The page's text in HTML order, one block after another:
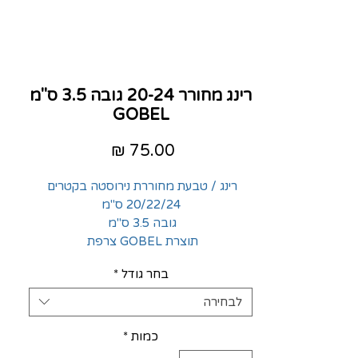
רינג מחורר 20-24 גובה 3.5 ס"מ
GOBEL
רינג / טבעת מחוררת נירוסטה בקטרים
20/22/24 ס"מ
גובה 3.5 ס"מ
תוצרת GOBEL צרפת
בחר גודל *
לבחירה
כמות *